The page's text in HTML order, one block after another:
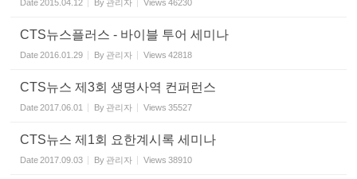
Date 2015.04.12 By 관리자 Views 46230
CTS뉴스플러스 - 바이블 투어 세미나
Date 2016.01.29 By 관리자 Views 42818
CTS뉴스 제3회 생명사역 컨퍼런스
Date 2017.06.01 By 관리자 Views 35527
CTS뉴스 제1회 요한계시록 세미나
Date 2017.09.03 By 관리자 Views 38910